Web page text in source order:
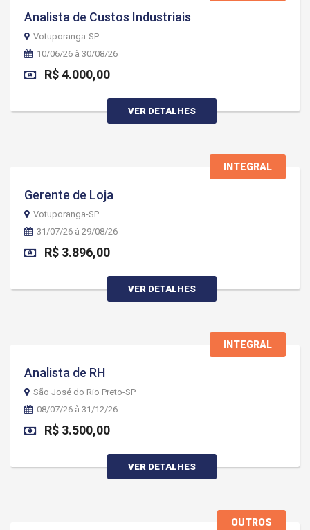
Analista de Custos Industriais
Votuporanga-SP
10/06/26 à 30/08/26
R$ 4.000,00
VER DETALHES
INTEGRAL
Gerente de Loja
Votuporanga-SP
31/07/26 à 29/08/26
R$ 3.896,00
VER DETALHES
INTEGRAL
Analista de RH
São José do Rio Preto-SP
08/07/26 à 31/12/26
R$ 3.500,00
VER DETALHES
OUTROS